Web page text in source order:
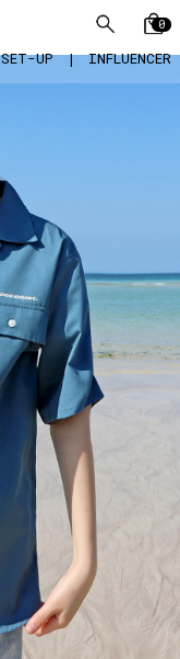
0
SET-UP | INFLUENCER